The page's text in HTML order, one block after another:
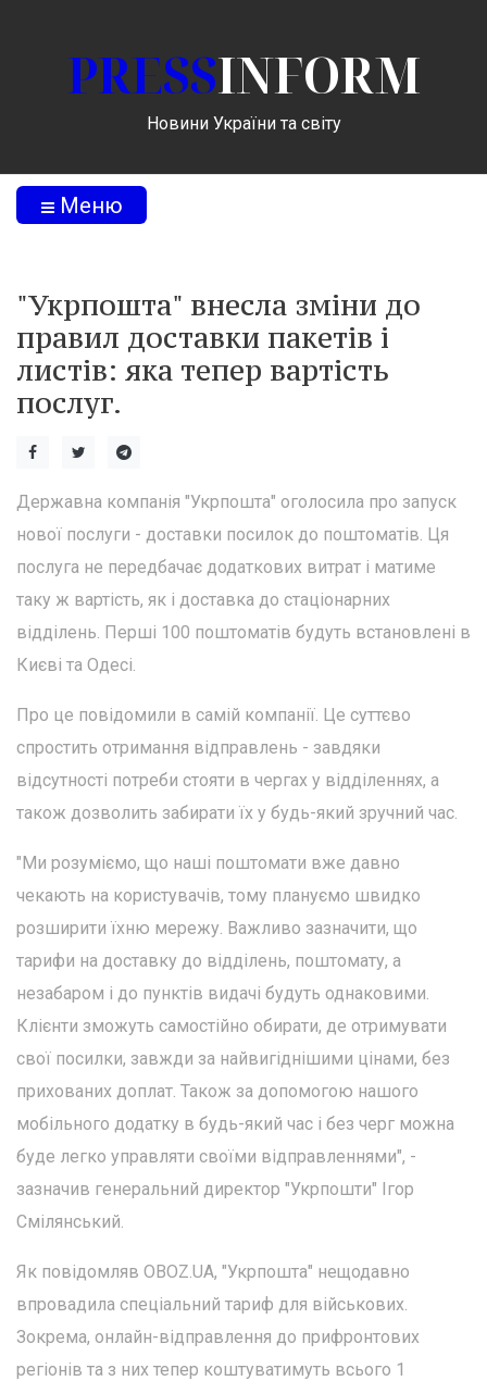
PRESSINFORM
Новини України та світу
Меню
"Укрпошта" внесла зміни до
правил доставки пакетів і
листів: яка тепер вартість
послуг.
Державна компанія "Укрпошта" оголосила про запуск
нової послуги - доставки посилок до поштоматів. Ця
послуга не передбачає додаткових витрат і матиме
таку ж вартість, як і доставка до стаціонарних
відділень. Перші 100 поштоматів будуть встановлені в
Києві та Одесі.
Про це повідомили в самій компанії. Це суттєво
спростить отримання відправлень - завдяки
відсутності потреби стояти в чергах у відділеннях, а
також дозволить забирати їх у будь-який зручний час.
"Ми розуміємо, що наші поштомати вже давно
чекають на користувачів, тому плануємо швидко
розширити їхню мережу. Важливо зазначити, що
тарифи на доставку до відділень, поштомату, а
незабаром і до пунктів видачі будуть однаковими.
Клієнти зможуть самостійно обирати, де отримувати
свої посилки, завжди за найвигіднішими цінами, без
прихованих доплат. Також за допомогою нашого
мобільного додатку в будь-який час і без черг можна
буде легко управляти своїми відправленнями", -
зазначив генеральний директор "Укрпошти" Ігор
Смілянський.
Як повідомляв OBOZ.UA, "Укрпошта" нещодавно
впровадила спеціальний тариф для військових.
Зокрема, онлайн-відправлення до прифронтових
регіонів та з них тепер коштуватимуть всього 1